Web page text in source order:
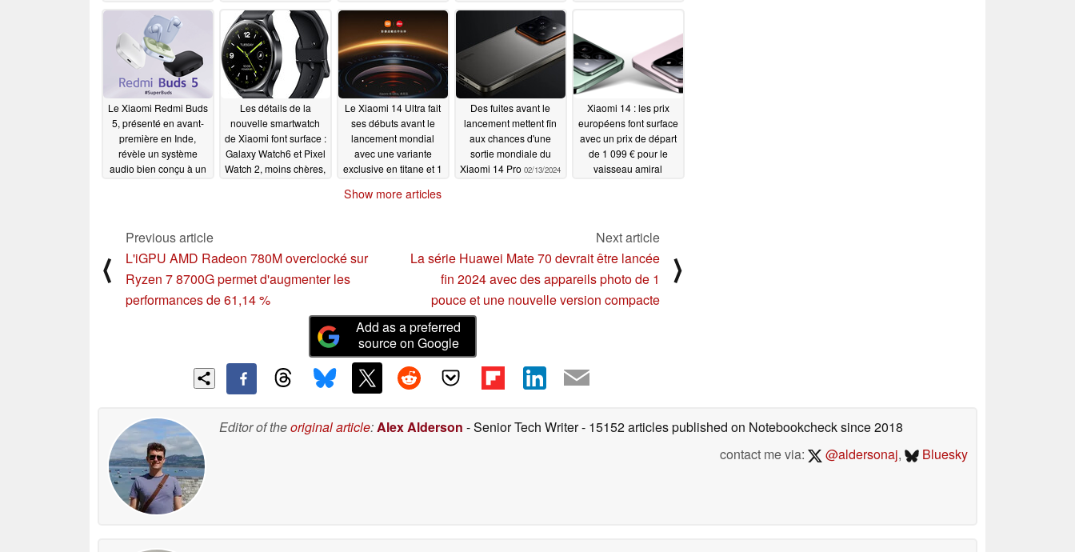
02/16/2024
avec un prix inférieur à
celui du Samsung
Galaxy S24 Ultra
02/15/2024
disponibles en Europe
02/15/2024
02/15/2024
Le Xiaomi Redmi Buds
5, présenté en avant-
première en Inde,
révèle un système
audio bien conçu à un
Les détails de la
nouvelle smartwatch
de Xiaomi font surface :
Galaxy Watch6 et Pixel
Watch 2, moins chères,
Le Xiaomi 14 Ultra fait
ses débuts avant le
lancement mondial
avec une variante
exclusive en titane et 1
02/13/2024
Des fuites avant le
lancement mettent fin
aux chances d'une
sortie mondiale du
Xiaomi 14 Pro 02/13/2024
Xiaomi 14 : les prix
européens font surface
avec un prix de départ
de 1 099 € pour le
vaisseau amiral
Show more articles
⟨
Previous article
L'iGPU AMD Radeon 780M overclocké sur
Ryzen 7 8700G permet d'augmenter les
performances de 61,14 %
Next article
La série Huawei Mate 70 devrait être lancée
fin 2024 avec des appareils photo de 1
pouce et une nouvelle version compacte
⟩
Add as a preferred
source on Google
Editor of theoriginal article:Alex Alderson - Senior Tech Writer- 15152 articles published on Notebookchecksince 2018
contact me via:
@aldersonaj, Bluesky